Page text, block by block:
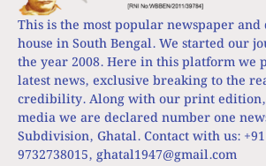
This is the most popular newspaper
house in South Bengal. We started our
the year 2008. Here in this platform we
latest news, exclusive breaking to the
credibility. Along with our print
media we are declared number one
Subdivision, Ghatal. Contact with us: +91
9732738015, ghatal1947@gmail.com